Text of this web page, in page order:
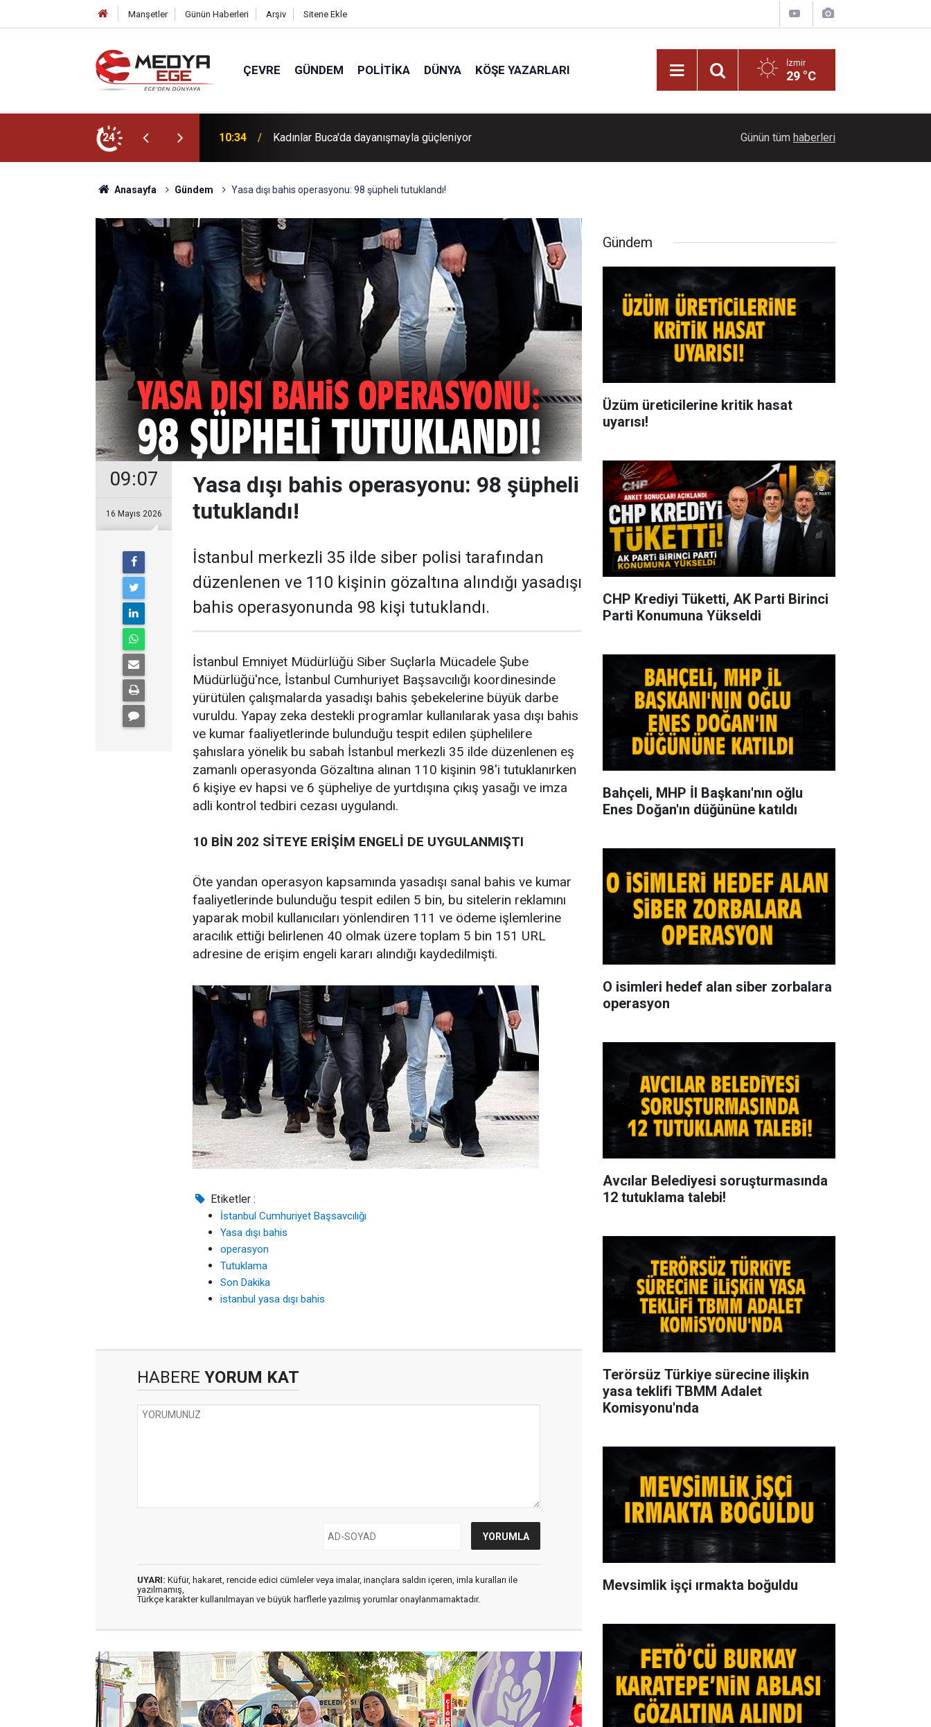
Manşetler Günün Haberleri Arşiv Sitene Ekle
ÇEVRE GÜNDEM POLITIKA DÜNYA KÖŞE YAZARLARI İzmir
29 °C
24 10:24 Üzüm üreticilerine kritik hasat uyarısı!
Başladılar!"
Günün tüm haberleri
Anasayfa Gündem Yasa dışı bahis operasyonu: 98 şüpheli tutuklandı!
09:07
16 Mayıs 2026
Yasa dışı bahis operasyonu: 98 şüpheli
tutuklandı!
İstanbul merkezli 35 ilde siber polisi tarafından
düzenlenen ve 110 kişinin gözaltına alındığı yasadışı
bahis operasyonunda 98 kişi tutuklandı.
İstanbul Emniyet Müdürlüğü Siber Suçlarla Mücadele Şube
Müdürlüğü'nce, İstanbul Cumhuriyet Başsavcılığı koordinesinde
yürütülen çalışmalarda yasadışı bahis şebekelerine büyük darbe
vuruldu. Yapay zeka destekli programlar kullanılarak yasa dışı bahis
ve kumar faaliyetlerinde bulunduğu tespit edilen şüphelilere
şahıslara yönelik bu sabah İstanbul merkezli 35 ilde düzenlenen eş
zamanlı operasyonda Gözaltına alınan 110 kişinin 98'i tutuklanırken
6 kişiye ev hapsi ve 6 şüpheliye de yurtdışına çıkış yasağı ve imza
adli kontrol tedbiri cezası uygulandı.
10 BİN 202 SİTEYE ERİŞİM ENGELİ DE UYGULANMIŞTI
Öte yandan operasyon kapsamında yasadışı sanal bahis ve kumar
faaliyetlerinde bulunduğu tespit edilen 5 bin, bu sitelerin reklamını
yaparak mobil kullanıcıları yönlendiren 111 ve ödeme işlemlerine
aracılık ettiği belirlenen 40 olmak üzere toplam 5 bin 151 URL
adresine de erişim engeli kararı alındığı kaydedilmişti.
Etiketler :
İstanbul Cumhuriyet Başsavcılığı
Yasa dışı bahis
operasyon
Tutuklama
Son Dakika
istanbul yasa dışı bahis
HABERE YORUM KAT
UYARI: Küfür, hakaret, rencide edici cümleler veya imalar, inançlara saldırı içeren, imla kuralları ile
yazılmamış,
Türkçe karakter kullanılmayan ve büyük harflerle yazılmış yorumlar onaylanmamaktadır.
Gündem
Üzüm üreticilerine kritik hasat
uyarısı!
CHP Krediyi Tüketti, AK Parti Birinci
Parti Konumuna Yükseldi
Bahçeli, MHP İl Başkanı'nın oğlu
Enes Doğan'ın düğününe katıldı
O isimleri hedef alan siber zorbalara
operasyon
Avcılar Belediyesi soruşturmasında
12 tutuklama talebi!
Terörsüz Türkiye sürecine ilişkin
yasa teklifi TBMM Adalet
Komisyonu'nda
Mevsimlik işçi ırmakta boğuldu